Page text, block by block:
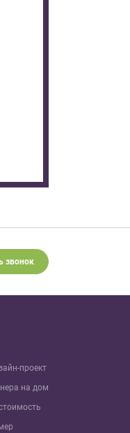
звонок
проект
на дом